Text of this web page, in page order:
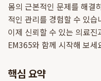
몸의 근본적인 문제를 해결
적인 관리를 경험할 수 있습
이제 신뢰할 수 있는 의료
EM365와 함께 시작해 보세
핵심 요약